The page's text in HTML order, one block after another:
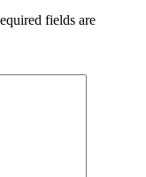
fields are